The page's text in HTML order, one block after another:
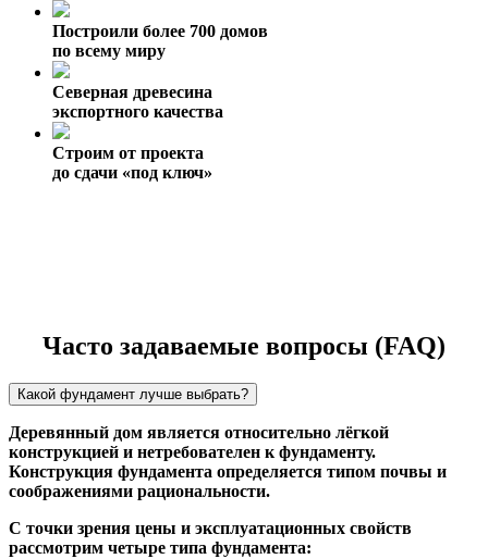
Построили более 700 домов
по всему миру
Северная древесина
экспортного качества
Строим от проекта
до сдачи «под ключ»
Часто задаваемые вопросы (FAQ)
Какой фундамент лучше выбрать?
Деревянный дом является относительно лёгкой
конструкцией и нетребователен к фундаменту.
Конструкция фундамента определяется типом почвы и
соображениями рациональности.
С точки зрения цены и эксплуатационных свойств
рассмотрим четыре типа фундамента: